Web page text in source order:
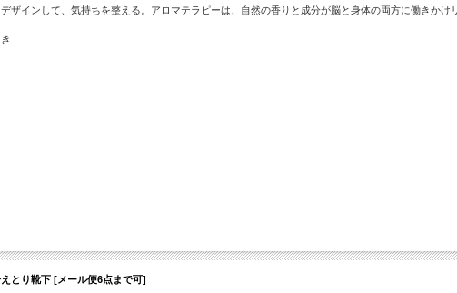
ザインして、気持ちを整える。アロマテラピーは、自然の香りと成分が脳と身体の両方に働きかけ
とり靴下 [メール便6点まで可]